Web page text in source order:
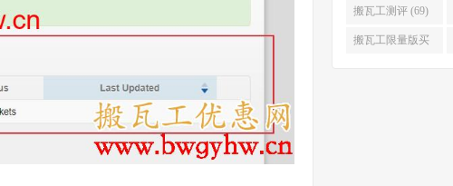
优惠 (82)
搬瓦工测评 (69)
搬瓦工限量版买